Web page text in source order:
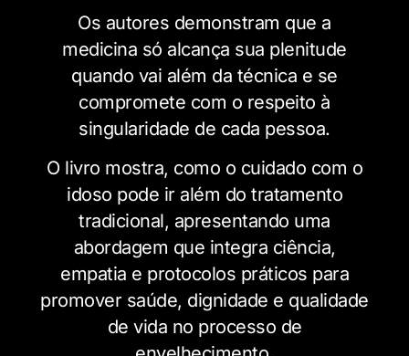
Os autores demonstram que a
medicina só alcança sua plenitude
quando vai além da técnica e se
compromete com o respeito à
singularidade de cada pessoa.
O livro mostra, como o cuidado com o
idoso pode ir além do tratamento
tradicional, apresentando uma
abordagem que integra ciência,
empatia e protocolos práticos para
promover saúde, dignidade e qualidade
de vida no processo de